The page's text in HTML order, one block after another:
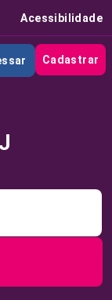
Acessibilidade
Cadastrar